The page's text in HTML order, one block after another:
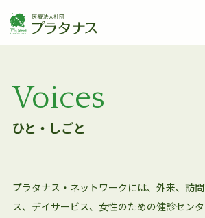
Voices
ひと・しごと
プラタナス・ネットワークには、外来、訪
ス、デイサービス、女性のための健診セン